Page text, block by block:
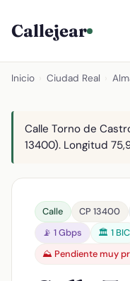
Callejear
Inicio Ciudad Real
Calle Torno de
13400). Longitud
Calle CP 13400
📡 1 Gbps
🏛️ 1 BIC
⛰️ Pendiente muy